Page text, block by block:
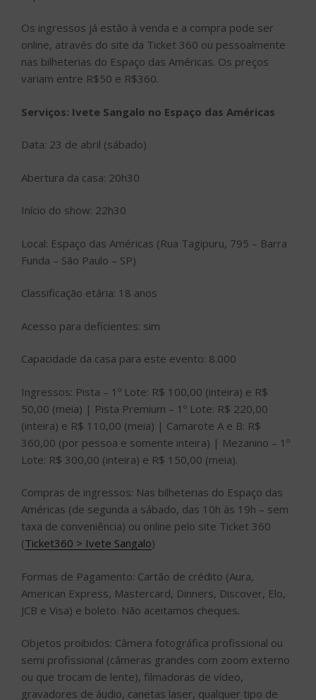
Os ingressos já estão à venda e a compra pode ser
online, através do site da Ticket 360 ou pessoalmente
nas bilheterias do Espaço das Américas. Os preços
variam entre R$50 e R$360.
Serviços: Ivete Sangalo no Espaço das Américas
Data: 23 de abril (sábado)
Abertura da casa: 20h30
Início do show: 22h30
Local: Espaço das Américas (Rua Tagipuru, 795 – Barra
Funda – São Paulo – SP)
Classificação etária: 18 anos
Acesso para deficientes: sim
Capacidade da casa para este evento: 8.000
Ingressos: Pista – 1º Lote: R$ 100,00 (inteira) e R$
50,00 (meia) | Pista Premium – 1º Lote: R$ 220,00
(inteira) e R$ 110,00 (meia) | Camarote A e B: R$
360,00 (por pessoa e somente inteira) | Mezanino – 1º
Lote: R$ 300,00 (inteira) e R$ 150,00 (meia).
Compras de ingressos: Nas bilheterias do Espaço das
Américas (de segunda a sábado, das 10h às 19h – sem
taxa de conveniência) ou online pelo site Ticket 360
(Ticket360 > Ivete Sangalo)
Formas de Pagamento: Cartão de crédito (Aura,
American Express, Mastercard, Dinners, Discover, Elo,
JCB e Visa) e boleto. Não aceitamos cheques.
Objetos proibidos: Câmera fotográfica profissional ou
semi profissional (câmeras grandes com zoom externo
ou que trocam de lente), filmadoras de vídeo,
gravadores de áudio, canetas laser, qualquer tipo de